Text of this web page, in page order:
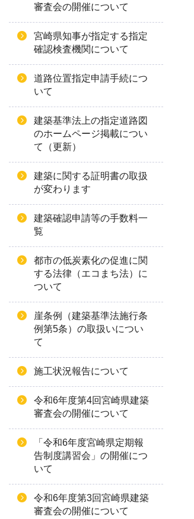
審査会の開催について
宮崎県知事が指定する指定
確認検査機関について
道路位置指定申請手続につ
いて
建築基準法上の指定道路図
のホームページ掲載につい
て（更新）
建築に関する証明書の取扱
が変わります
建築確認申請等の手数料一
覧
都市の低炭素化の促進に関
する法律（エコまち法）に
ついて
崖条例（建築基準法施行条
例第5条）の取扱いについ
て
施工状況報告について
令和6年度第4回宮崎県建築
審査会の開催について
「令和6年度宮崎県定期報
告制度講習会」の開催につ
いて
令和6年度第3回宮崎県建築
審査会の開催について